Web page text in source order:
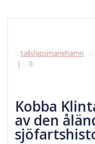
tallshipsmariehamn
|
0
Kobba
av den